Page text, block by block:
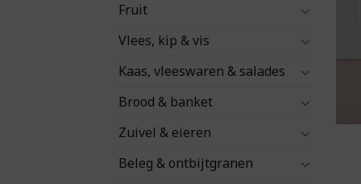
Fruit
Vlees, kip & vis
Kaas, vleeswaren & salades
Brood & banket
Zuivel & eieren
Beleg & ontbijtgranen